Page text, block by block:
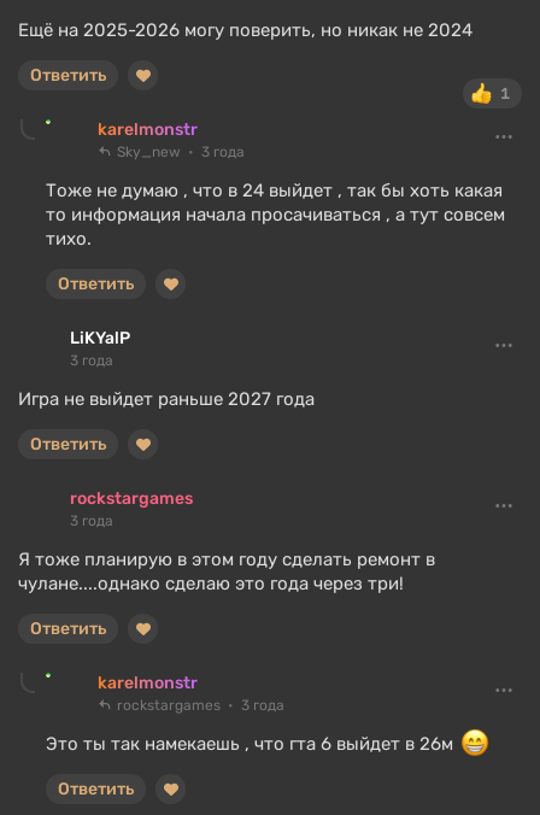
Ещё на 2025-2026 могу поверить, но никак не 2024
1
Ответить
karelmonstr
Sky_new 3 года
Тоже не думаю , что в 24 выйдет , так бы хоть какая
то информация начала просачиваться , а тут совсем
тихо.
Ответить
LiKYalP
3 года
Игра не выйдет раньше 2027 года
Ответить
rockstargames
3 года
Я тоже планирую в этом году сделать ремонт в
чулане....однако сделаю это года через три!
Ответить
karelmonstr
rockstargames 3 года
Это ты так намекаешь , что гта 6 выйдет в 26м
Ответить